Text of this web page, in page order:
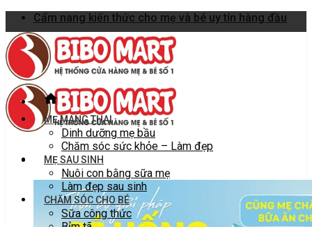
Skip
to
content
Cẩm nang kiến thức cho mẹ và bé uy tín hàng đầu
MẸ MANG THAI
Dinh dưỡng mẹ bầu
Chăm sóc sức khỏe – Làm đẹp
MẸ SAU SINH
Nuôi con bằng sữa mẹ
Làm đẹp sau sinh
CHĂM SÓC CHO BÉ
Sữa công thức